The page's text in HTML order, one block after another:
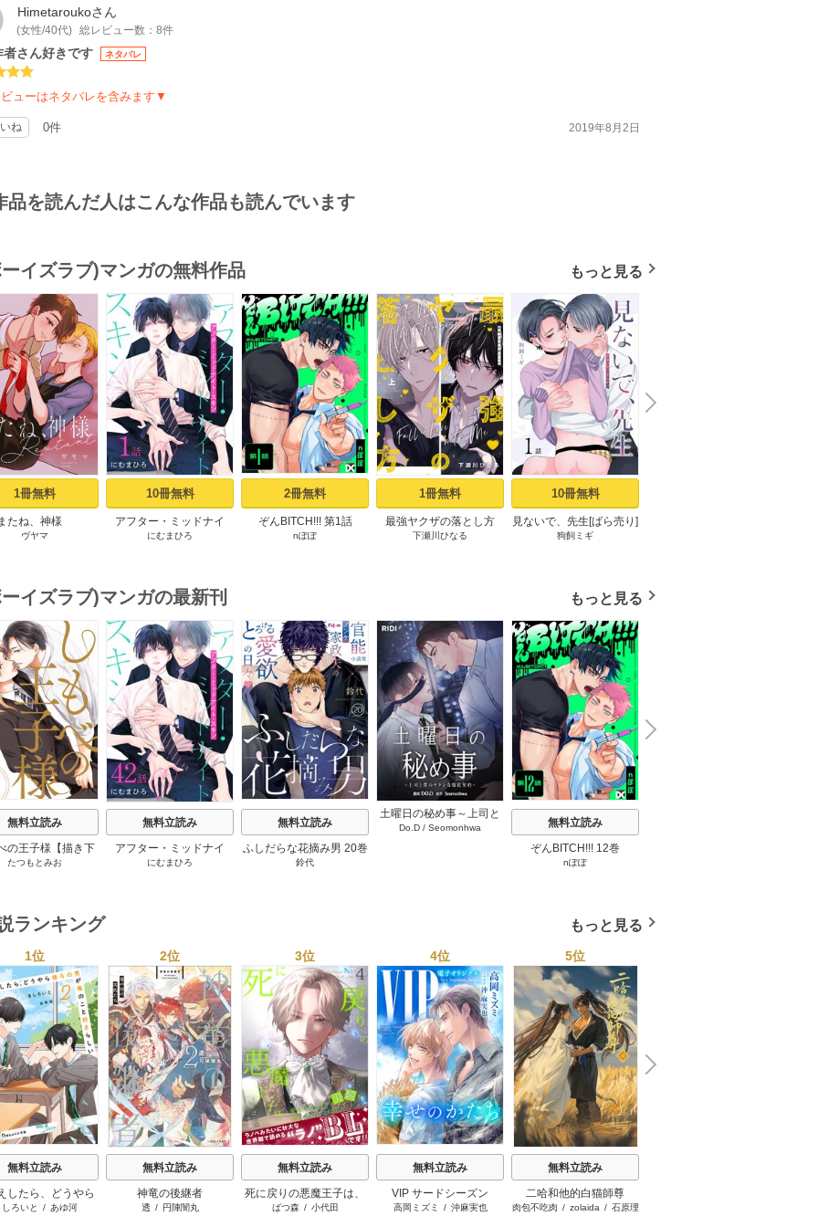
Himetaroukoさん
(女性/40代) 総レビュー数：8件
者さん好きです ネタバレ
ューはネタバレを含みます▼
ね 0件 2019年8月2日
品を読んだ人はこんな作品も読んでいます
イズラブ)マンガの無料作品 もっと見る
1冊無料
たね、神様
［ばら売り］ プ
ヴヤマ
10冊無料
アフター・ミッドナイ
ト・スキン［ばら売り］
にむまひろ
2冊無料
ぞんBITCH!!! 第1話
nぽぽ
1冊無料
最強ヤクザの落とし方
【コミックシーモア限定
下瀬川ひなる
10冊無料
見ないで、先生[ばら売り]
第1話
狗飼ミギ
N
e
x
t
イズラブ)マンガの最新刊 もっと見る
無料立読み
の王子様【描き下
まけ付き特装版】
たつもとみお
無料立読み
アフター・ミッドナイ
ト・スキン［ばら売り］
にむまひろ
無料立読み
ふしだらな花摘み男 20巻
鈴代
土曜日の秘め事～上司と
僕のキケンな服従契約～
Do.D / Seomonhwa
無料立読み
ぞんBITCH!!! 12巻
nぽぽ
N
e
x
t
ランキング もっと見る
1位
無料立読み
したら、どうやら
男が俺のこと好き
しろいと / あゆ河
2位
無料立読み
神竜の後継者
透 / 円陣闇丸
3位
無料立読み
死に戻りの悪魔王子は、
愛されるための実験をは
ばつ森/ 小代田
4位
無料立読み
VIP サードシーズン
高岡ミズミ / 沖麻実也
5位
無料立読み
二哈和他的白猫師尊
肉包不吃肉 / zolaida / 石原理
N
e
x
t